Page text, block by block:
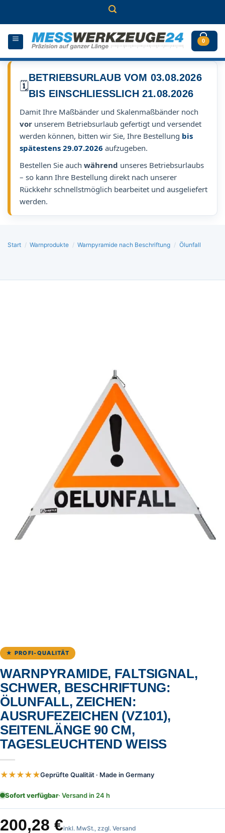
0
🗓️
BETRIEBSURLAUB VOM 03.08.2026
BIS EINSCHLIESSLICH 21.08.2026
Damit Ihre Maßbänder und Skalenmaßbänder noch
vor unserem Betriebsurlaub gefertigt und versendet
werden können, bitten wir Sie, Ihre Bestellung bis
spätestens 29.07.2026 aufzugeben.
Bestellen Sie auch während unseres Betriebsurlaubs
– so kann Ihre Bestellung direkt nach unserer
Rückkehr schnellstmöglich bearbeitet und ausgeliefert
werden.
Start / Warnprodukte / Warnpyramide nach Beschriftung / Ölunfall
★ PROFI-QUALITÄT
WARNPYRAMIDE, FALTSIGNAL,
SCHWER, BESCHRIFTUNG:
ÖLUNFALL, ZEICHEN:
AUSRUFEZEICHEN (VZ101),
SEITENLÄNGE 90 CM,
TAGESLEUCHTEND WEISS
★★★★★Geprüfte Qualität · Made in Germany
Sofort verfügbar· Versand in 24 h
200,28 €inkl. MwSt., zzgl. Versand